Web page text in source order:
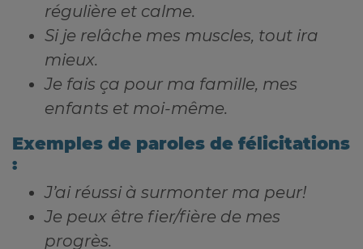
régulière et calme.
Si je relâche mes muscles, tout ira
mieux.
Je fais ça pour ma famille, mes
enfants et moi-même.
Exemples de paroles de félicitations
:
J’ai réussi à surmonter ma peur!
Je peux être fier/fière de mes
progrès.